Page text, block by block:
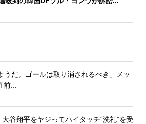
うだ。ゴールは取り消されるべき」メッ
前...
大谷翔平をヤジってハイタッチ“洗礼”を受